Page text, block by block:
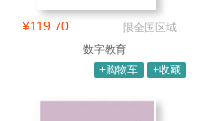
¥119.70
限全国区域
数字教育
+购物车
+收藏